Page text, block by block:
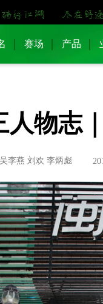
赛场 产品
人物志
李燕 刘欢 李炳彪